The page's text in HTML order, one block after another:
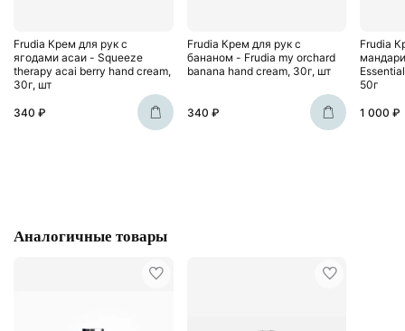
Frudia Крем для рук c
ягодами асаи - Squeeze
therapy acai berry hand cream,
30г, шт
340 ₽
Frudia Крем для рук с
бананом - Frudia my orchard
banana hand cream, 30г, шт
340 ₽
Frudia
50г
1 000 ₽
Аналогичные товары